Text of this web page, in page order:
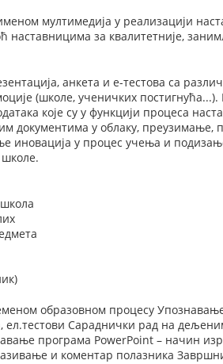
мултимедија у реализацији
наставницима за квалитетније,
анкета и е-тестова са
(школе, ученичких
које су у функцији процеса
документима у облаку,
иновација у процес учења и
образовном процесу
ел.тестови Сараднички рад на
програма PowerPoint – начин
и коментар полазника